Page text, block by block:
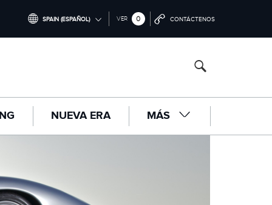
SPAIN (ESPAÑOL)
CHINA (中国（中文))
SPAIN (ESPAÑOL)
VER 0 CONTÁCTENOS
NUEVA ERA MÁS